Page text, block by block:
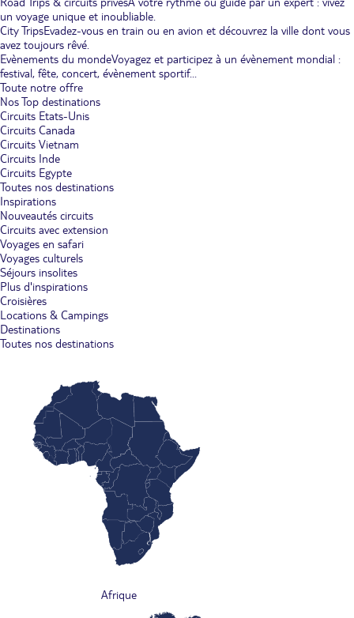
un voyage unique et inoubliable.
City TripsEvadez-vous en train ou en avion et découvrez la ville dont vous
avez toujours rêvé.
Evènements du mondeVoyagez et participez à un évènement mondial :
festival, fête, concert, évènement sportif...
Toute notre offre
Nos Top destinations
Circuits Etats-Unis
Circuits Canada
Circuits Vietnam
Circuits Inde
Circuits Egypte
Toutes nos destinations
Inspirations
Nouveautés circuits
Circuits avec extension
Voyages en safari
Voyages culturels
Séjours insolites
Plus d'inspirations
Croisières
Locations & Campings
Destinations
Toutes nos destinations
Afrique